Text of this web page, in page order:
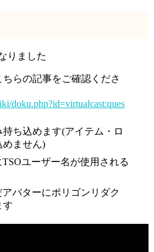
りました
らの記事をご確認くださ
doku.php?id=virtualcast:ques
ち込めます(アイテム・ロ
めません)
ユーザー名が使用される
バターにポリゴンリダク
す